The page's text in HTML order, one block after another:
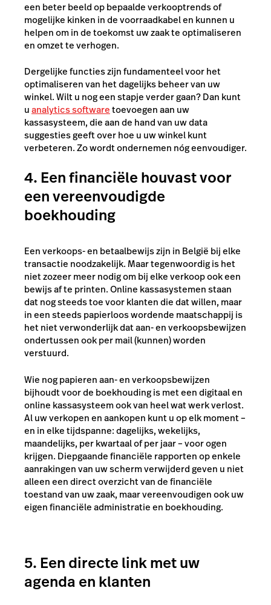
een beter beeld op bepaalde verkooptrends of
mogelijke kinken in de voorraadkabel en kunnen u
helpen om in de toekomst uw zaak te optimaliseren
en omzet te verhogen.
Dergelijke functies zijn fundamenteel voor het
optimaliseren van het dagelijks beheer van uw
winkel. Wilt u nog een stapje verder gaan? Dan kunt
uanalytics softwaretoevoegen aan uw
kassasysteem, die aan de hand van uw data
suggesties geeft over hoe u uw winkel kunt
verbeteren. Zo wordt ondernemen nóg eenvoudiger.
4. Een financiële houvast voor
een vereenvoudigde
boekhouding
Een verkoops- en betaalbewijs zijn in België bij elke
transactie noodzakelijk. Maar tegenwoordig is het
niet zozeer meer nodig om bij elke verkoop ook een
bewijs af te printen. Online kassasystemen staan
dat nog steeds toe voor klanten die dat willen, maar
in een steeds papierloos wordende maatschappij is
het niet verwonderlijk dat aan- en verkoopsbewijzen
ondertussen ook per mail (kunnen) worden
verstuurd.
Wie nog papieren aan- en verkoopsbewijzen
bijhoudt voor de boekhouding is met een digitaal en
online kassasysteem ook van heel wat werk verlost.
Al uw verkopen en aankopen kunt u op elk moment –
en in elke tijdspanne: dagelijks, wekelijks,
maandelijks, per kwartaal of per jaar – voor ogen
krijgen. Diepgaande financiële rapporten op enkele
aanrakingen van uw scherm verwijderd geven u niet
alleen een direct overzicht van de financiële
toestand van uw zaak, maar vereenvoudigen ook uw
eigen financiële administratie en boekhouding.
5. Een directe link met uw
agenda en klanten